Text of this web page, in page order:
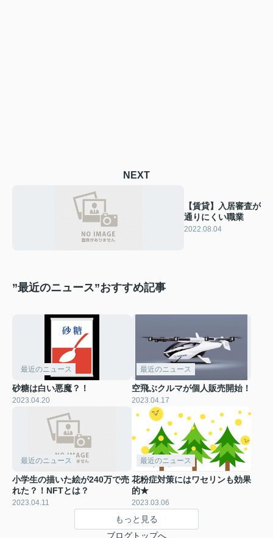
NEXT
【賃貸】入居審査が
通りにくい職業
2022.08.04
”最近のニュース”おすすめ記事
最近のニュース
砂糖は白い悪魔？！
2023.04.20
最近のニュース
空飛ぶクルマが個人販売開始！
2023.04.17
最近のニュース
小学生の描いた絵が240万で売
れた？！NFTとは？
2023.04.11
最近のニュース
花粉症対策にはワセリンも効果
的★
2023.03.06
もっと見る
ブログトップへ